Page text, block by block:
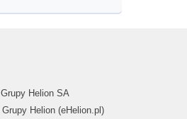
Helion SA
Helion (eHelion.pl)